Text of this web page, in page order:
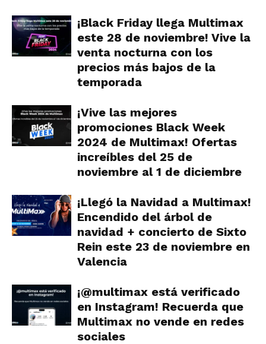
¡Black Friday llega Multimax
este 28 de noviembre! Vive la
venta nocturna con los
precios más bajos de la
temporada
¡Vive las mejores
promociones Black Week
2024 de Multimax! Ofertas
increíbles del 25 de
noviembre al 1 de diciembre
¡Llegó la Navidad a Multimax!
Encendido del árbol de
navidad + concierto de Sixto
Rein este 23 de noviembre en
Valencia
¡@multimax está verificado
en Instagram! Recuerda que
Multimax no vende en redes
sociales